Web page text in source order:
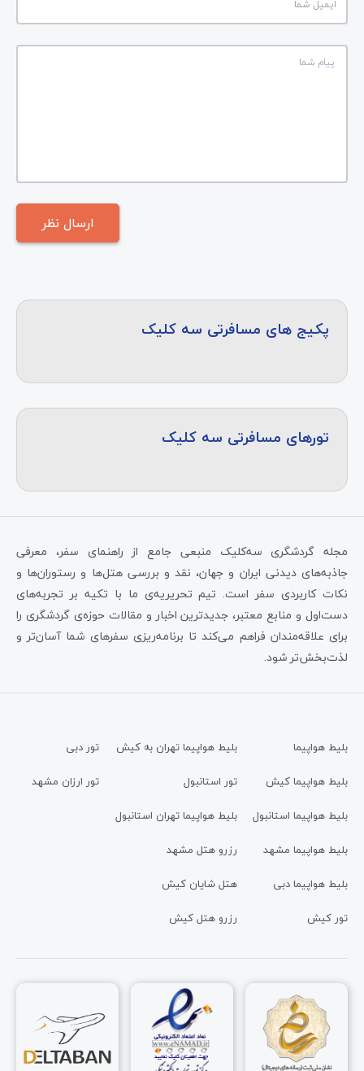
پکیج های مسافرتی سه کلیک
تورهای مسافرتی سه کلیک
مجله گردشگری سه‌کلیک منبعی جامع از راهنمای سفر، معرفی
جاذبه‌های دیدنی ایران و جهان، نقد و بررسی هتل‌ها و رستوران‌ها و
نکات کاربردی سفر است. تیم تحریریه‌ی ما با تکیه بر تجربه‌های
دست‌اول و منابع معتبر، جدیدترین اخبار و مقالات حوزه‌ی گردشگری را
برای علاقه‌مندان فراهم می‌کند تا برنامه‌ریزی سفرهای شما آسان‌تر و
لذت‌بخش‌تر شود.
بلیط هواپیما
بلیط هواپیما کیش
بلیط هواپیما استانبول
بلیط هواپیما مشهد
بلیط هواپیما دبی
تور کیش
بلیط هواپیما تهران به کیش
تور استانبول
بلیط هواپیما تهران استانبول
رزرو هتل مشهد
هتل شایان کیش
رزرو هتل کیش
تور دبی
تور ارزان مشهد